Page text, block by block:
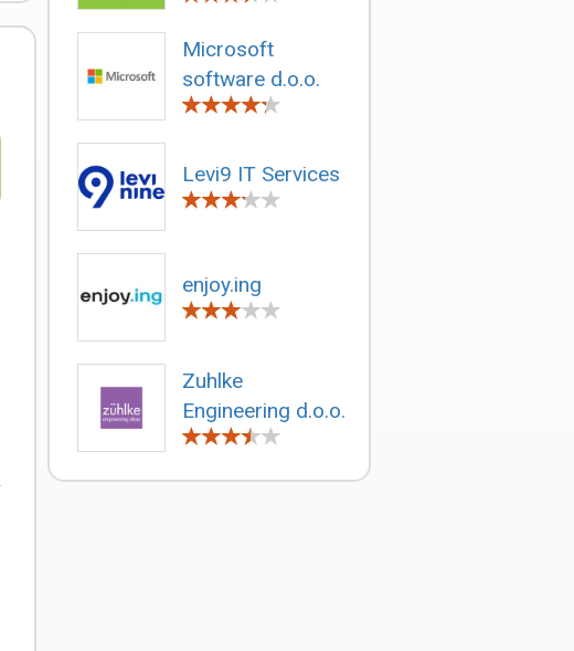
Microsoft
software d.o.o.
Levi9 IT Services
enjoy.ing
Zuhlke
Engineering d.o.o.